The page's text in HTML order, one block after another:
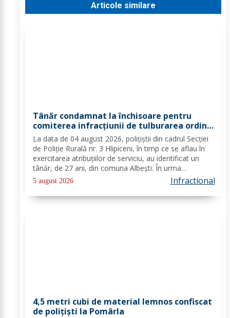
Articole similare
Tânăr condamnat la închisoare pentru
comiterea infracțiunii de tulburarea ordinii
și liniștii publice
La data de 04 august 2026, polițiștii din cadrul Secției
de Poliție Rurală nr. 3 Hlipiceni, în timp ce se aflau în
exercitarea atribuțiilor de serviciu, au identificat un
tânăr, de 27 ani, din comuna Albești. În urma
verificărilor efectuate de către polițiști, s-a constatat
faptul că pe numele...
5 august 2026 Infractional
4,5 metri cubi de material lemnos confiscat
de polițiști la Pomârla